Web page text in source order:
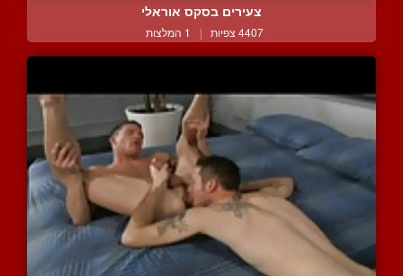
צעירים בסקס אוראלי
4407 צפיות | 1 המלצות